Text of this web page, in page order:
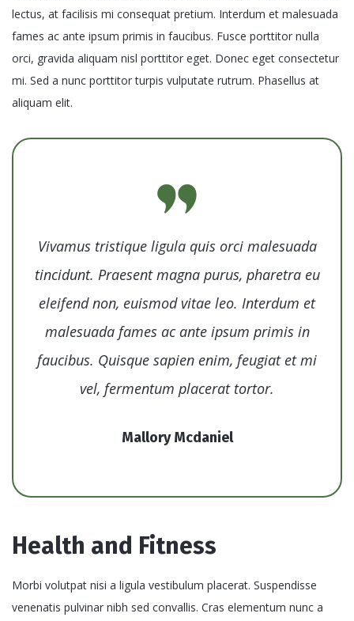
lectus, at facilisis mi consequat pretium. Interdum et malesuada
fames ac ante ipsum primis in faucibus. Fusce porttitor nulla
orci, gravida aliquam nisl porttitor eget. Donec eget consectetur
mi. Sed a nunc porttitor turpis vulputate rutrum. Phasellus at
aliquam elit.
Vivamus tristique ligula quis orci malesuada
tincidunt. Praesent magna purus, pharetra eu
eleifend non, euismod vitae leo. Interdum et
malesuada fames ac ante ipsum primis in
faucibus. Quisque sapien enim, feugiat et mi
vel, fermentum placerat tortor.
Mallory Mcdaniel
Health and Fitness
Morbi volutpat nisi a ligula vestibulum placerat. Suspendisse
venenatis pulvinar nibh sed convallis. Cras elementum nunc a